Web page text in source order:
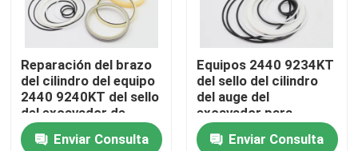
Control de calidad
Éntrenos en contacto con
Noticias
Reparación del brazo
del cilindro del equipo
2440 9240KT del sello
del excavador de
Daewoo DH300 5 7
Enviar Consulta
Equipos 2440 9234KT
del sello del cilindro
del auge del
excavador para
Daewoo DH220 5
Enviar Consulta